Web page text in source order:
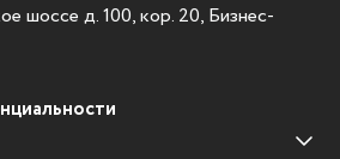
шоссе д. 100, кор. 20, Бизнес-